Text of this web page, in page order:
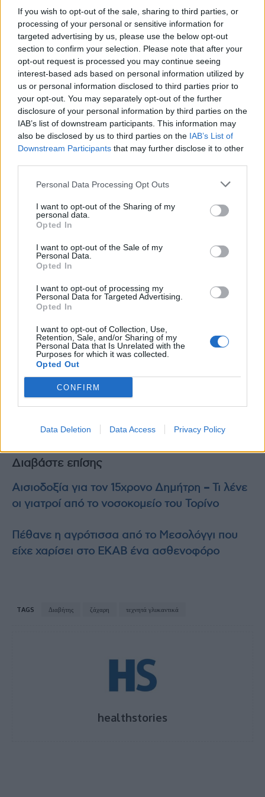
If you wish to opt-out of the sale, sharing to third parties, or
processing of your personal or sensitive information for
targeted advertising by us, please use the below opt-out
section to confirm your selection. Please note that after your
opt-out request is processed you may continue seeing
interest-based ads based on personal information utilized by
us or personal information disclosed to third parties prior to
your opt-out. You may separately opt-out of the further
disclosure of your personal information by third parties on the
IAB’s list of downstream participants. This information may
also be disclosed by us to third parties on the IAB’s List of
Downstream Participants that may further disclose it to other
Personal Data Processing Opt Outs
I want to opt-out of the Sharing of my
personal data.
Opted In
I want to opt-out of the Sale of my
Personal Data.
Opted In
I want to opt-out of processing my
Personal Data for Targeted Advertising.
Opted In
I want to opt-out of Collection, Use,
Retention, Sale, and/or Sharing of my
Personal Data that Is Unrelated with the
Purposes for which it was collected.
Opted Out
CONFIRM
Data Deletion Data Access Privacy Policy
διαφορά. Προτιμήστε το νερό ή το
ανθρακούχο νερό χωρίς προσθήκες.
Δοκιμάστε φυσικά ροφήματα με βότανα,
φρούτα ή λίγο λεμόνι. Περιορίστε τη συνήθεια
του “κάθε μέρα αναψυκτικό”, ειδικά ως
συνοδευτικό στο φαγητό.
Η νέα αυστραλιανή μελέτη αποδεικνύει κάτι
που πολλοί υποψιαζόμασταν: δεν είναι μόνο η
καλύτερη επιλογή για την υγεία μας δεν είναι
η αντικατάσταση του ενός με το άλλο, αλλά η
μείωση συνολικά της κατανάλωσης
κερδίσει πολλά από μια πιο φυσική και
ισορροπημένη προσέγγιση στη διατροφή μας.
Κabthymer RH, Wu T, Beigrezaei S, Franco
OH, Hodge AM, de Courten B. The association
2 diabetes in an Australian population: A
longitudinal study. Diabetes Metab. 2025 May
16:101665. doi: 10.1016/j.diabet.2025.101665
photo shutterstock
Διαβάστε επίσης
Αισιοδοξία για τον 15χρονο Δημήτρη – Τι λένε
οι γιατροί από το νοσοκομείο του Τορίνο
Πέθανε η αγρότισσα από το Μεσολόγγι που
είχε χαρίσει στο ΕΚΑΒ ένα ασθενοφόρο
TAGS Διαβήτης ζάχαρη τεχνητά γλυκαντικά
healthstories